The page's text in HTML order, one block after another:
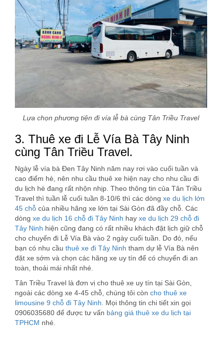
Lựa chọn phương tiện đi vía lễ bà cùng Tân Triều Travel
3. Thuê xe đi Lễ Vía Bà Tây Ninh
cùng Tân Triều Travel.
Ngày lễ vía bà Đen Tây Ninh năm nay rơi vào cuối tuần và
cao điểm hè, nên nhu cầu thuê xe hiện nay cho nhu cầu đi
du lịch hè đang rất nhộn nhịp. Theo thông tin của Tân Triều
Travel thì tuần lễ cuối tuần 8-10/6 thì các dòng xe du lịch lớn
45 chỗ của nhiều hãng xe lớn tại Sài Gòn đã đầy chỗ. Các
dòng xe du lịch 16 chỗ đi Tây Ninh hay xe du lịch 29 chỗ đi
Tây Ninh hiện cũng đang có rất nhiều khách đặt lịch giữ chỗ
cho chuyến đi Lễ Vía Bà vào 2 ngày cuối tuần. Do đó, nếu
bạn có nhu cầu thuê xe đi Tây Ninh tham dự lễ Vía Bà nên
đặt xe sớm và chọn các hãng xe uy tín để có chuyến đi an
toàn, thoải mái nhất nhé.
Tân Triều Travel là đơn vị cho thuê xe uy tín tại Sài Gòn,
ngoài các dòng xe 4-45 chỗ, chúng tôi còn cho thuê xe
limousine 9 chỗ đi Tây Ninh . Mọi thông tin chi tiết xin gọi
0906035680 để được tư vấn bảng giá thuê xe du lịch tại
TPHCM nhé.